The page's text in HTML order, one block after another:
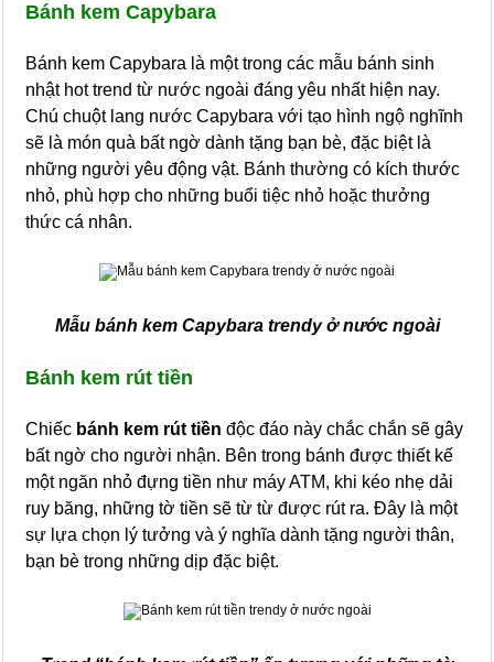
Bánh kem Capybara
Bánh kem Capybara là một trong các mẫu bánh sinh
nhật hot trend từ nước ngoài đáng yêu nhất hiện nay.
Chú chuột lang nước Capybara với tạo hình ngộ nghĩnh
sẽ là món quà bất ngờ dành tặng bạn bè, đặc biệt là
những người yêu động vật. Bánh thường có kích thước
nhỏ, phù hợp cho những buổi tiệc nhỏ hoặc thưởng
thức cá nhân.
Mẫu bánh kem Capybara trendy ở nước ngoài
Bánh kem rút tiền
Chiếc bánh kem rút tiền độc đáo này chắc chắn sẽ gây
bất ngờ cho người nhận. Bên trong bánh được thiết kế
một ngăn nhỏ đựng tiền như máy ATM, khi kéo nhẹ dải
ruy băng, những tờ tiền sẽ từ từ được rút ra. Đây là một
sự lựa chọn lý tưởng và ý nghĩa dành tặng người thân,
bạn bè trong những dịp đặc biệt.